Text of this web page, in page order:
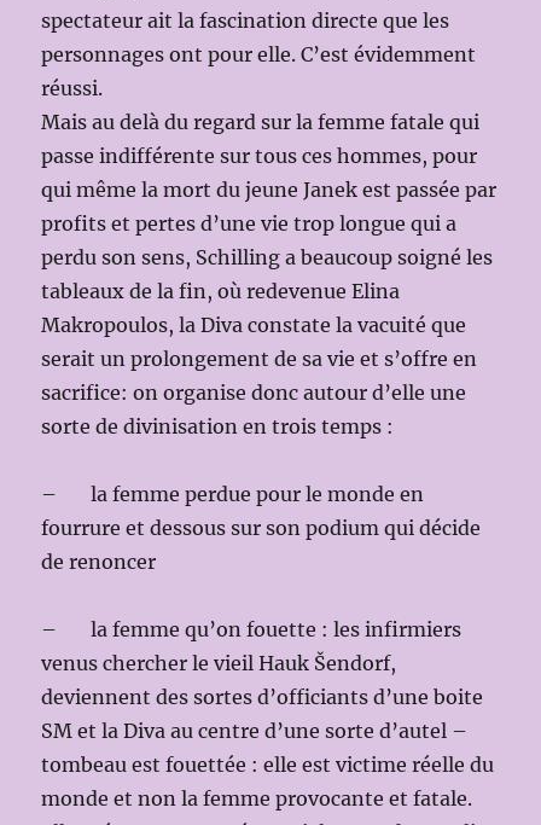
spectateur ait la fascination directe que les
personnages ont pour elle. C’est évidemment
réussi.
Mais au delà du regard sur la femme fatale qui
passe indifférente sur tous ces hommes, pour
qui même la mort du jeune Janek est passée par
profits et pertes d’une vie trop longue qui a
perdu son sens, Schilling a beaucoup soigné les
tableaux de la fin, où redevenue Elina
Makropoulos, la Diva constate la vacuité que
serait un prolongement de sa vie et s’offre en
sacrifice: on organise donc autour d’elle une
sorte de divinisation en trois temps :
– la femme perdue pour le monde en
fourrure et dessous sur son podium qui décide
de renoncer
– la femme qu’on fouette : les infirmiers
venus chercher le vieil Hauk Šendorf,
deviennent des sortes d’officiants d’une boite
SM et la Diva au centre d’une sorte d’autel –
tombeau est fouettée : elle est victime réelle du
monde et non la femme provocante et fatale.